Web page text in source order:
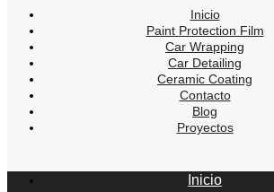
Inicio
Paint Protection Film
Car Wrapping
Car Detailing
Ceramic Coating
Contacto
Blog
Proyectos
Inicio